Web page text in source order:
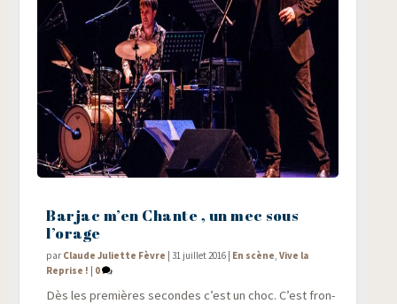
Barjac m’en Chante , un mec sous
l’orage
par Claude Juliette Fèvre |31 juillet 2016 | En scène ,Vive la
Reprise ! | 0
Dès les pre­mières secondes c’est un choc. C’est fron­